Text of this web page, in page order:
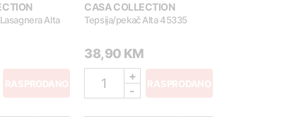
Alta
RASPRODANO
CASA COLLECTION
Tepsija/pekač Alta 45335
38,90 KM
1
+
-
RASPRODANO